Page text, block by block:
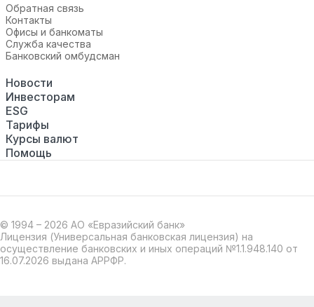
Обратная связь
Контакты
Офисы и банкоматы
Служба качества
Банковский омбудсман
Новости
Инвесторам
ESG
Тарифы
Курсы валют
Помощь
© 1994 – 2026 АО «Евразийский банк»
Лицензия (Универсальная банковская лицензия) на
осуществление банковских и иных операций №1.1.948.140 от
16.07.2026 выдана АРРФР.